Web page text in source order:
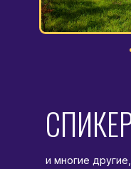
и многие